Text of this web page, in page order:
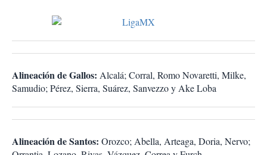
Alineación de Gallos: Alcalá; Corral, Romo Novaretti, Milke,
Samudio; Pérez, Sierra, Suárez, Sanvezzo y Ake Loba
Alineación de Santos: Orozco; Abella, Arteaga, Doria, Nervo;